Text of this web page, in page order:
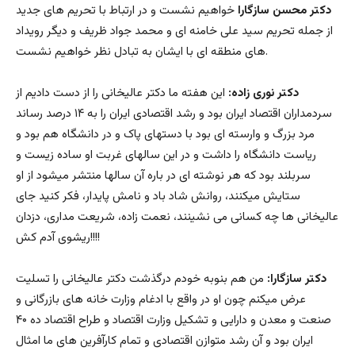
دکتر محسن سازگارا خواهیم نشست و در ارتباط با تحریم های جدید
از جمله تحریم سید علی خامنه ای و محمد جواد ظریف و دیگر رویداد
های منطقه ای با ایشان به تبادل نظر خواهیم نشست.
دکتر نوری زاده: این هفته ما دکتر عالیخانی را از دست دادیم از
سردمداران اقتصاد ایران بود و رشد اقتصادی ایران را به ۱۴ درصد رساند
مرد بزرگ و وارسته ای بود با دستهای پاک و در دانشگاه هم بود و
ریاست دانشگاه را داشت و در این سالهای غربت او ساده زیست و
سربلند بود که هر نوشته ای در باره آن سالها منتشر میشود از او
ستایش میکنند، روانش شاد باد و نامش پایدار، فکر کنید جای
عالیخانی ها چه کسانی می نشینند، نعمت زاده، شریعت مداری، دزدان
ریشوی آدم کش!!!!
دکتر سازگارا: من هم بنوبه خودم درگذشت دکتر عالیخانی را تسلیت
عرض میکنم چون او در واقع با ادغام وزارت خانه های بازرگانی و
صنعت و معدن و دارایی و تشکیل وزارت اقتصاد و طراح اقتصاد ده ۴۰
ایران بود و آن رشد متوازن اقتصادی و تمام کارآفرین های ما امثال